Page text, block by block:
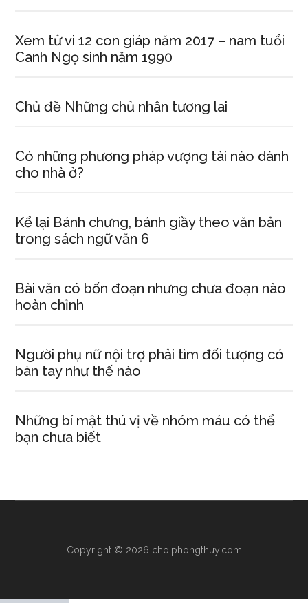
Xem tử vi 12 con giáp năm 2017 – nam tuổi
Canh Ngọ sinh năm 1990
Chủ đề Những chủ nhân tương lai
Có những phương pháp vượng tài nào dành
cho nhà ở?
Kể lại Bánh chưng, bánh giầy theo văn bản
trong sách ngữ văn 6
Bài văn có bốn đoạn nhưng chưa đoạn nào
hoàn chỉnh
Người phụ nữ nội trợ phải tìm đối tượng có
bàn tay như thế nào
Những bí mật thú vị về nhóm máu có thể
bạn chưa biết
Copyright © 2026 choiphongthuy.com